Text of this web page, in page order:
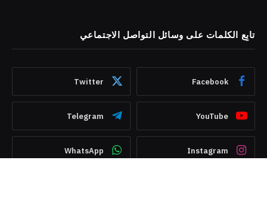
تابِع الكلمات على وسائل التواصل الاجتماعي
Facebook
Twitter
YouTube
Telegram
Instagram
WhatsApp